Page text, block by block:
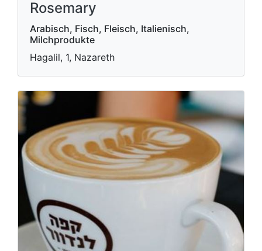
Rosemary
Arabisch, Fisch, Fleisch, Italienisch,
Milchprodukte
Hagalil, 1, Nazareth